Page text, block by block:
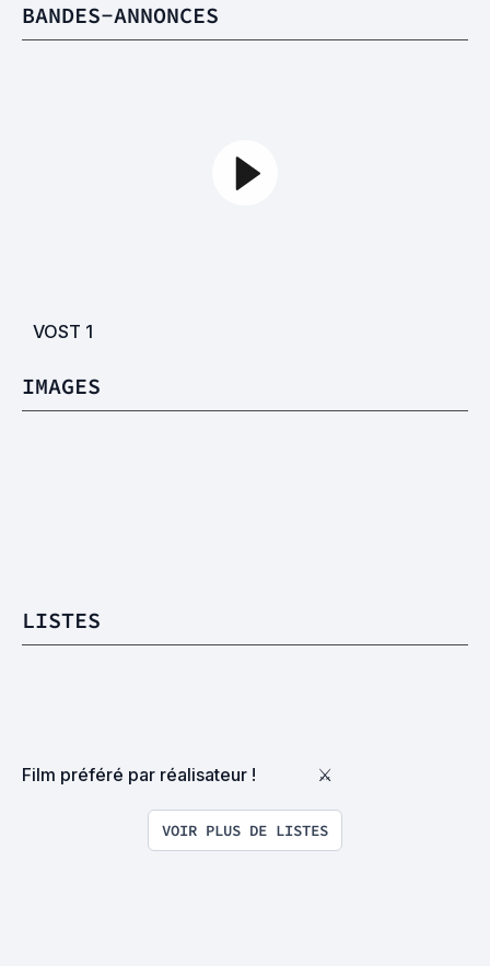
BANDES-ANNONCES
VOST 1
IMAGES
LISTES
Film préféré par réalisateur ! ⚔
VOIR PLUS DE LISTES